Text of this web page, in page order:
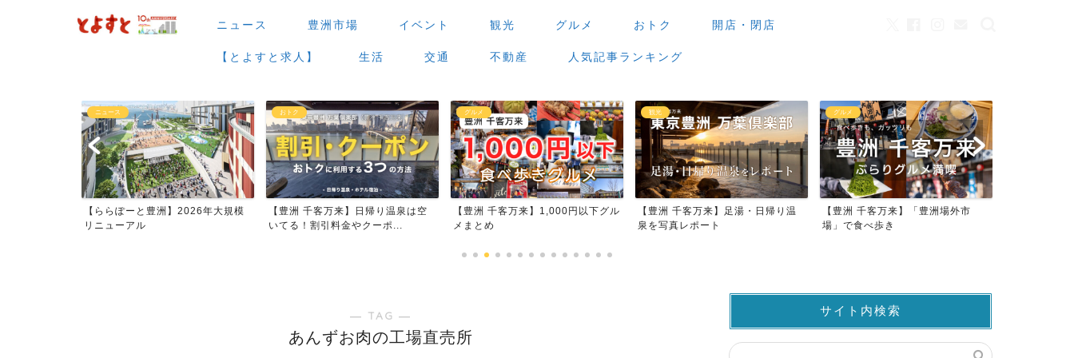
ニュース 豊洲市場 イベント 観光 グルメ おトク 開店・閉店
【とよすと求人】 生活 交通 不動産 人気記事ランキング
ニュース
【ららぽーと豊洲】2026年大規模
リニューアル
おトク
【豊洲 千客万来】日帰り温泉は空
いてる！割引料金やクーポ...
グルメ
【豊洲 千客万来】1,000円以下グル
メまとめ
観光
【豊洲 千客万来】足湯・日帰り温
泉を写真レポート
グルメ
【豊洲 千客万来】「豊洲場外市
場」で食べ歩き
― TAG ―
あんずお肉の工場直売所
サイト内検索